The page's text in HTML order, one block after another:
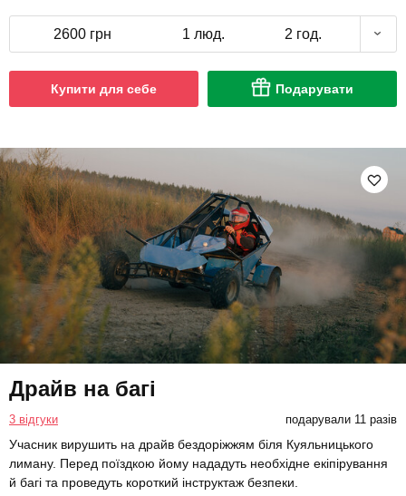
2600 грн 1 люд. 2 год.
Купити для себе Подарувати
Драйв на багі
3 відгуки подарували 11 разів
Учасник вирушить на драйв бездоріжжям біля Куяльницького
лиману. Перед поїздкою йому нададуть необхідне екіпірування
й багі та проведуть короткий інструктаж безпеки.